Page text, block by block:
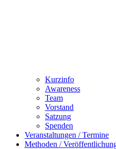
Kurzinfo
Awareness
Team
Vorstand
Satzung
Spenden
Veranstaltungen / Termine
Methoden /